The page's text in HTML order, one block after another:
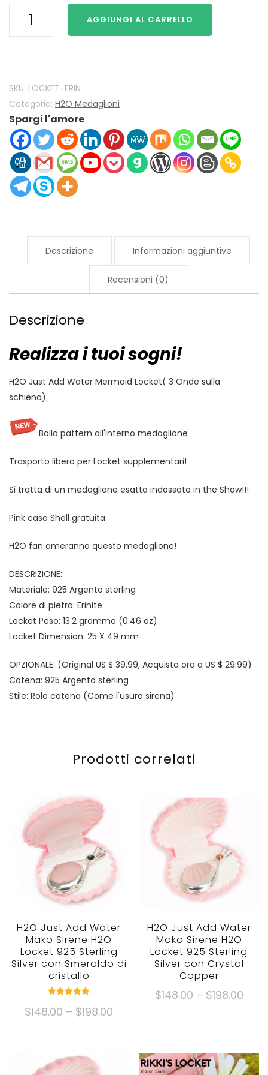
Water
Sirene
H2O
Locket
925
Sterling
Silver
con
Erinite
AGGIUNGI AL CARRELLO
SKU: LOCKET-ERIN
Categoria: H2O Medaglioni
Spargi l'amore
Descrizione Informazioni aggiuntive
Recensioni (0)
Descrizione
Realizza i tuoi sogni!
H2O Just Add Water Mermaid Locket( 3 Onde sulla
schiena)
Bolla pattern all'interno medaglione
Trasporto libero per Locket supplementari!
Si tratta di un medaglione esatta indossato in the Show!!!
Pink caso Shell gratuita
H2O fan ameranno questo medaglione!
DESCRIZIONE:
Materiale: 925 Argento sterling
Colore di pietra: Erinite
Locket Peso: 13.2 grammo (0.46 oz)
Locket Dimension: 25 X 49 mm
OPZIONALE: (Original US $ 39.99, Acquista ora a US $ 29.99)
Catena: 925 Argento sterling
Stile: Rolo catena (Come l'usura sirena)
Prodotti correlati
H2O Just Add Water
Mako Sirene H2O
Locket 925 Sterling
Silver con Smeraldo di
cristallo
5.00
fuori da 5
$148.00 – $198.00
$148.00
ha
H2O Just Add Water
Mako Sirene H2O
Locket 925 Sterling
Silver con Crystal
Copper
$148.00 – $198.00
più